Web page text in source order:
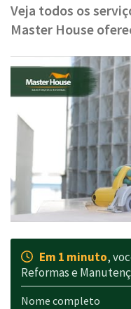
Veja todos os
Master House
Em 1 minuto,
Reformas e
Nome completo